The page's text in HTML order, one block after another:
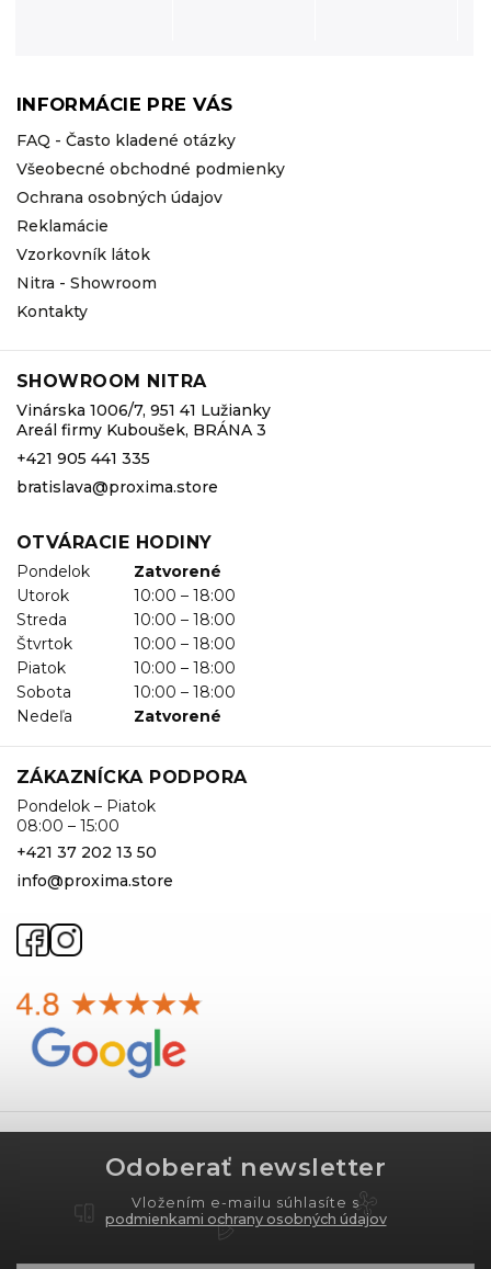
INFORMÁCIE PRE VÁS
FAQ - Často kladené otázky
Všeobecné obchodné podmienky
Ochrana osobných údajov
Reklamácie
Vzorkovník látok
Nitra - Showroom
Kontakty
SHOWROOM NITRA
Vinárska 1006/7, 951 41 Lužianky
Areál firmy Kuboušek, BRÁNA 3
+421 905 441 335
bratislava@proxima.store
OTVÁRACIE HODINY
Pondelok
Zatvorené
Utorok
10:00 – 18:00
Streda
10:00 – 18:00
Štvrtok
10:00 – 18:00
Piatok
10:00 – 18:00
Sobota
10:00 – 18:00
Nedeľa
Zatvorené
ZÁKAZNÍCKA PODPORA
Pondelok – Piatok
08:00 – 15:00
+421 37 202 13 50
info@proxima.store
Odoberať newsletter
Vložením e-mailu súhlasíte s
podmienkami ochrany osobných údajov